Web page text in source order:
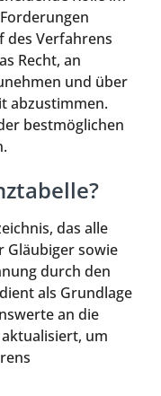
des Verfahrens
Recht, an
und über
abzustimmen.
bestmöglichen
das alle
Gläubiger sowie
durch den
als Grundlage
an die
um